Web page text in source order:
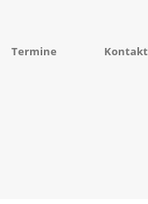
Termine Kontakt